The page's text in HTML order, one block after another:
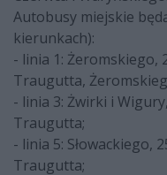
Autobusy miejskie
kierunkach):
- linia 1: Żeromskiego,
Traugutta,
- linia 3: Żwirki i
Traugutta;
- linia 5: Słowackiego,
Traugutta;